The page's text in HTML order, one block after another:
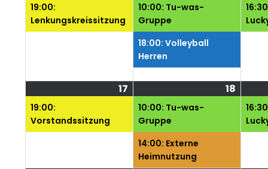
19:00:
Lenkungskreissitzung
10:00: Tu-was-
Gruppe
18:00: Volleyball
Herren
17
August
2026
Veranstaltung)
19:00:
Vorstandssitzung
18
2026
10:00: Tu-was-
Gruppe
14:00: Externe
Heimnutzung